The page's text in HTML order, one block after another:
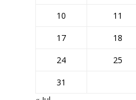
10
11
17
18
24
25
31